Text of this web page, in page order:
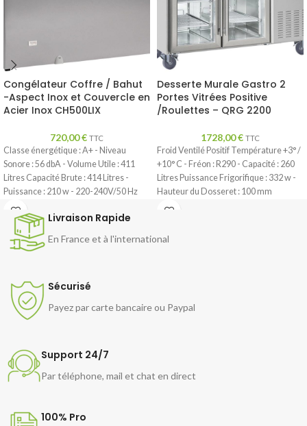
Congélateur Coffre / Bahut
-Aspect Inox et Couvercle en
Acier Inox CH500LIX
720,00€ TTC
Classe énergétique : A+ - Niveau
Sonore : 56 dbA - Volume Utile : 411
Litres Capacité Brute : 414 Litres -
Puissance : 210 w - 220-240V/50 Hz
Dotation : 1 panier Dim Ext : L 1510 x P
690 x H 860 mm - Poids : 78 Kg
Desserte Murale Gastro 2
Portes Vitrées Positive
/Roulettes – QRG 2200
1728,00€ TTC
Froid Ventilé Positif Température +3° /
+10° C - Fréon : R290 - Capacité : 260
Litres Puissance Frigorifique : 332 w -
Hauteur du Dosseret : 100 mm
Dotation : 2 Grilles GN 1/1 par Porte -
Livraison Rapide
En France et à l'international
Sécurisé
Payez par carte bancaire ou Paypal
Support 24/7
Par téléphone, mail et chat en direct
100% Pro